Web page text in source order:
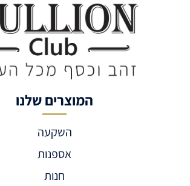
המוצרים שלנו
השקעה
אספנות
חנות